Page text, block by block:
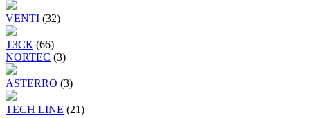
VENTI (32)
ТЗСК (66)
NORTEC (3)
ASTERRO (3)
TECH LINE (21)